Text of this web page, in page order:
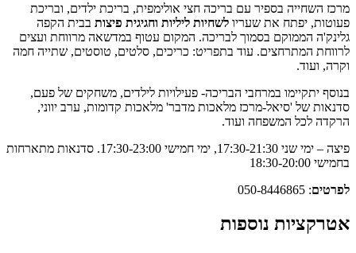
בספיר עם בריכה חצי אולימפית, בריכת ילדים, ובריכת
יפתח את שעריו לשחיות ליליות וחגיגית פיצותבבית הקפה
הממוקם בסמוך לבריכה. המקום עטוף במדשאה מרווחת ועצים
המתרחצים. עוד בתפריט: כריכים, סלטים, טוסטים, שתייה חמה
יתקיימו במרחבי הבריכה- פעילויות לילדים, משחקים של פעם,
של 'סיאל-מרכז מלאכות מדבר' מלאכות קדומות, ערב יווני,
לכל המשפחה ועוד.
פיצה – ימי שני 17:30-21:30, ימי חמישי 17:30-23:00. סדנאות מתארחות
: 050-8446865
נוספות